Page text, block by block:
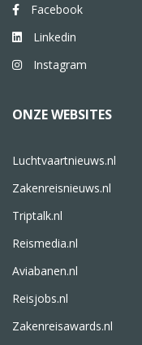
Facebook
Linkedin
Instagram
ONZE WEBSITES
Luchtvaartnieuws.nl
Zakenreisnieuws.nl
Triptalk.nl
Reismedia.nl
Aviabanen.nl
Reisjobs.nl
Zakenreisawards.nl